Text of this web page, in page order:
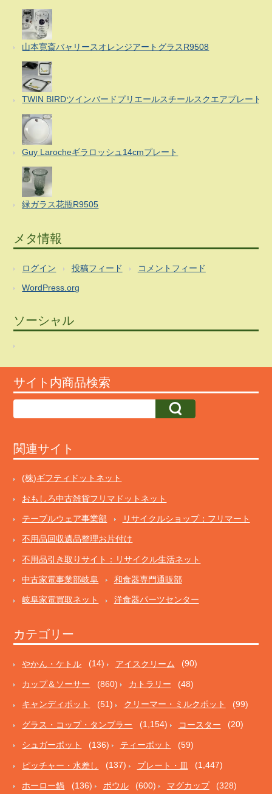
山本寛斎バャリースオレンジアートグラスR9508
TWIN BIRDツインバードプリエールスチールスクエアプレート
Guy Larocheギラロッシュ14cmプレート
緑ガラス花瓶R9505
メタ情報
ログイン 投稿フィード コメントフィード
WordPress.org
ソーシャル
サイト内商品検索
関連サイト
(株)ギフティドットネット
おもしろ中古雑貨フリマドットネット
テーブルウェア事業部 リサイクルショップ：フリマート
不用品回収遺品整理お片付け
不用品引き取りサイト：リサイクル生活ネット
中古家電事業部岐阜 和食器専門通販部
岐阜家電買取ネット 洋食器パーツセンター
カテゴリー
やかん・ケトル (14) アイスクリーム (90)
カップ＆ソーサー (860) カトラリー (48)
キャンディポット (51) クリーマー・ミルクポット (99)
グラス・コップ・タンブラー (1,154) コースター (20)
シュガーポット (136) ティーポット (59)
ピッチャー・水差し (137) プレート・皿 (1,447)
ホーロー鍋 (136) ボウル (600) マグカップ (328)